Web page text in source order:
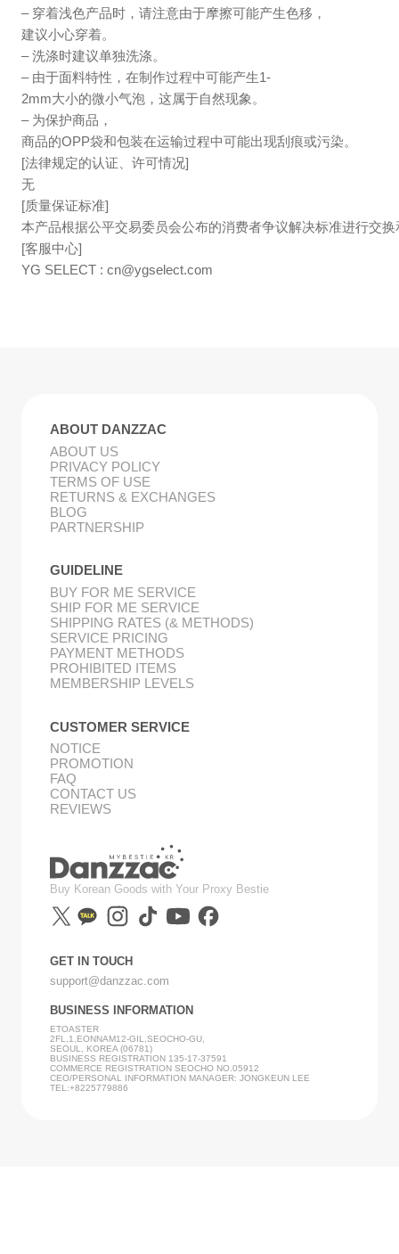
– 穿着浅色产品时，请注意由于摩擦可能产生色移，
建议小心穿着。
– 洗涤时建议单独洗涤。
– 由于面料特性，在制作过程中可能产生1-
2mm大小的微小气泡，这属于自然现象。
– 为保护商品，
商品的OPP袋和包装在运输过程中可能出现刮痕或污染。
[法律规定的认证、许可情况]
无
[质量保证标准]
本产品根据公平交易委员会公布的消费者争议解决标准进行交
[客服中心]
YG SELECT :cn@ygselect.com
ABOUT DANZZAC
ABOUT US
PRIVACY POLICY
TERMS OF USE
RETURNS & EXCHANGES
BLOG
PARTNERSHIP
GUIDELINE
BUY FOR ME SERVICE
SHIP FOR ME SERVICE
SHIPPING RATES (& METHODS)
SERVICE PRICING
PAYMENT METHODS
PROHIBITED ITEMS
MEMBERSHIP LEVELS
CUSTOMER SERVICE
NOTICE
PROMOTION
FAQ
CONTACT US
REVIEWS
Buy Korean Goods with Your Proxy Bestie
GET IN TOUCH
support@danzzac.com
BUSINESS INFORMATION
ETOASTER
2FL,1,EONNAM12-GIL,SEOCHO-GU,
SEOUL, KOREA (06781)
BUSINESS REGISTRATION 135-17-37591
COMMERCE REGISTRATION SEOCHO NO.05912
CEO/PERSONAL INFORMATION MANAGER: JONGKEUN LEE
TEL:+8225779886